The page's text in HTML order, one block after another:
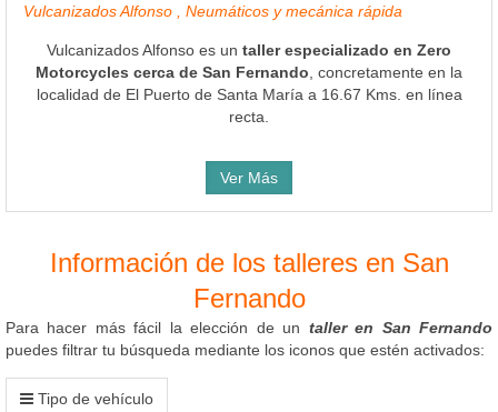
Vulcanizados Alfonso , Neumáticos y mecánica rápida
Vulcanizados Alfonso es un taller especializado en Zero
Motorcycles cerca de San Fernando , concretamente en la
localidad de El Puerto de Santa María a 16.67 Kms. en línea
recta.
Ver Más
Información de los talleres en San
Fernando
Para hacer más fácil la elección de un taller en San Fernando
puedes filtrar tu búsqueda mediante los iconos que estén activados:
Tipo de vehículo